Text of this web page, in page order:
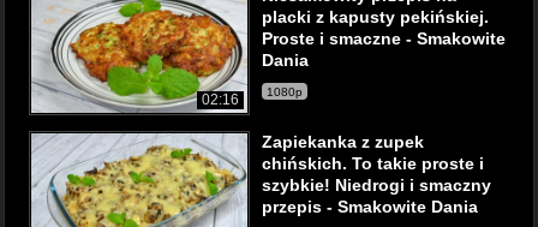
02:16
placki z kapusty pekińskiej.
Proste i smaczne - Smakowite
Dania
1080p
Zapiekanka z zupek
chińskich. To takie proste i
szybkie! Niedrogi i smaczny
przepis - Smakowite Dania